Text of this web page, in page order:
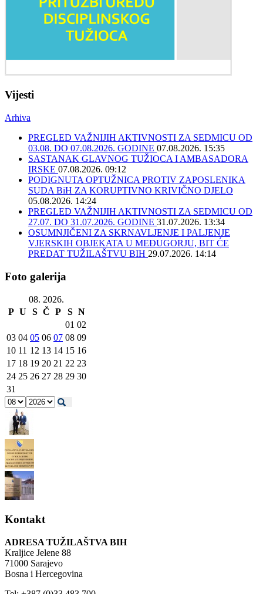
Vijesti
Arhiva
PREGLED VAŽNIJIH AKTIVNOSTI ZA SEDMICU OD
03.08. DO 07.08.2026. GODINE 07.08.2026. 15:35
SASTANAK GLAVNOG TUŽIOCA I AMBASADORA
IRSKE 07.08.2026. 09:12
PODIGNUTA OPTUŽNICA PROTIV ZAPOSLENIKA
SUDA BiH ZA KORUPTIVNO KRIVIČNO DJELO
05.08.2026. 14:24
PREGLED VAŽNIJIH AKTIVNOSTI ZA SEDMICU OD
27.07. DO 31.07.2026. GODINE 31.07.2026. 13:34
OSUMNJIČENI ZA SKRNAVLJENJE I PALJENJE
VJERSKIH OBJEKATA U MEĐUGORJU, BIT ĆE
PREDAT TUŽILAŠTVU BIH 29.07.2026. 14:14
Foto galerija
08. 2026.
P U S Č P S N
01 02
03 04 05 06 07 08 09
10 11 12 13 14 15 16
17 18 19 20 21 22 23
24 25 26 27 28 29 30
31
Kontakt
ADRESA TUŽILAŠTVA BIH
Kraljice Jelene 88
71000 Sarajevo
Bosna i Hercegovina